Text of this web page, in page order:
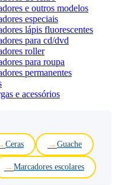
e outros modelos
especiais
lápis fluorescentes
para cd/dvd
roller
para roupa
permanentes
e acessórios
Ceras Guache
Marcadores escolares